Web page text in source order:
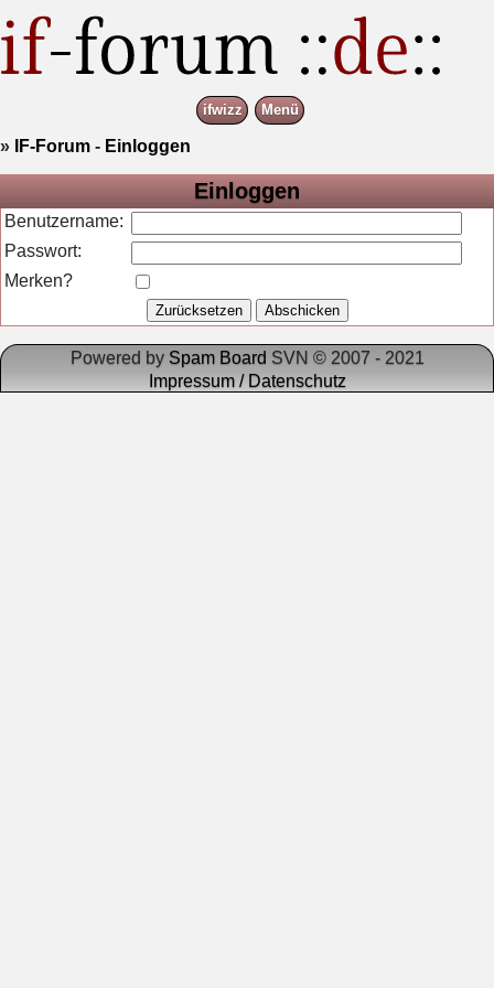
ifwizz Menü
» IF-Forum - Einloggen
Einloggen
Benutzername:
Passwort:
Merken?
Powered by Spam Board SVN © 2007 - 2021
Impressum / Datenschutz